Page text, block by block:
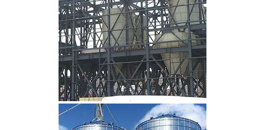
CLIQUEZ POUR AGRANDIR